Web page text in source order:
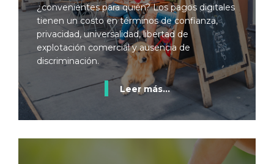
¿convenientes para quién? Los pagos digitales
tienen un costo en términos de confianza,
privacidad, universalidad, libertad de
explotación comercial y ausencia de
discriminación.
Leer más...